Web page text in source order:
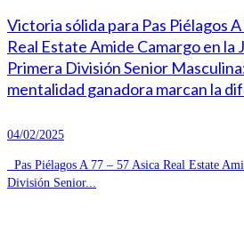
Victoria sólida para Pas Piélagos
Real Estate Amide Camargo en la
Primera División Senior
mentalidad ganadora marcan la
04/02/2025
Pas Piélagos A 77 – 57 Asica Real Estate
División Senior...